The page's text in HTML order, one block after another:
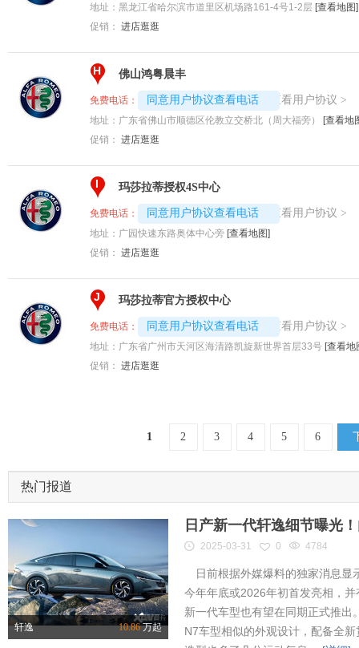
地址： 黑龙江省哈尔滨市道里区机场路161-4号1-2层 [查看地图]
促销： 进店逛逛
H 佛山鸿粤晨丰
免费电话： 同意用户协议查看电话
4008194313-3565 查看用户协议 >
地址： 广东省佛山市顺德区伦教立交桥北（周大福旁）
[查看地
促销： 进店逛逛
I 玛莎拉蒂授权4S中心
免费电话： 同意用户协议查看电话
4008194313-3520 查看用户协议 >
地址： 广园快速东路奥体中心旁 [查看地图]
促销： 进店逛逛
J 玛莎拉蒂官方授权中心
免费电话： 同意用户协议查看电话
4008192707-9152 查看用户协议 >
地址： 广东省广州市天河区海清路凯旋新世界首层33号 [查看地
促销： 进店逛逛
1 2 3 4 5 6
热门报道
轩逸 10.86万起
日产新一代轩逸细节曝光
2025-03-31 0 4784
日前根据外媒爆料的独家消息显
今年年底或2026年初首发亮相，
新一代车型也有望在同期正式推出
N7车型相似的外观设计，配备全